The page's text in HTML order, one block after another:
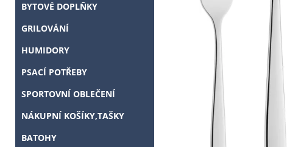
BYTOVÉ DOPLŇKY
GRILOVÁNÍ
HUMIDORY
PSACÍ POTŘEBY
SPORTOVNÍ OBLEČENÍ
NÁKUPNÍ KOŠÍKY,TAŠKY
BATOHY